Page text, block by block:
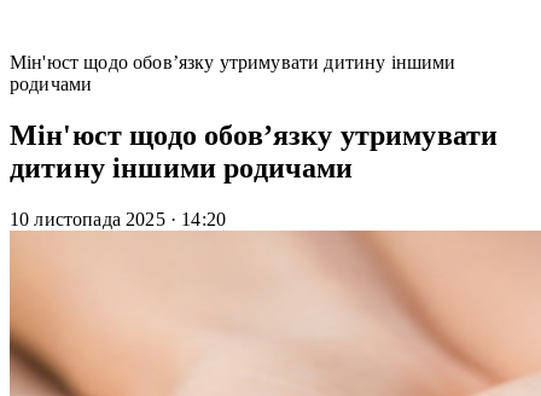
Мін'юст щодо обов’язку утримувати дитину іншими
родичами
Мін'юст щодо обов’язку утримувати
дитину іншими родичами
10 листопада 2025 · 14:20